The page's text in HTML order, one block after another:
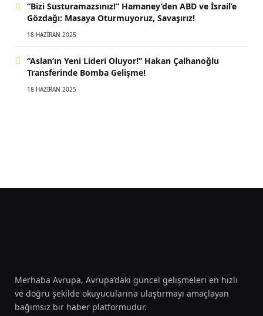
“Bizi Susturamazsınız!” Hamaney’den ABD ve İsrail’e
Gözdağı: Masaya Oturmuyoruz, Savaşırız!
18 HAZIRAN 2025
“Aslan’ın Yeni Lideri Oluyor!” Hakan Çalhanoğlu
Transferinde Bomba Gelişme!
18 HAZIRAN 2025
Merhaba Avrupa, Avrupa’daki güncel gelişmeleri en hızlı
ve doğru şekilde okuyucularına ulaştırmayı amaçlayan
bağımsız bir haber platformudur.